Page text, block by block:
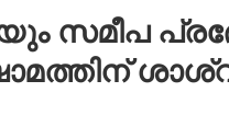
സമീപ